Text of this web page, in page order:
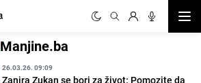
Manjine.ba
26.03.26. 09:09
Zanira Zukan se bori za život: Pomozite da